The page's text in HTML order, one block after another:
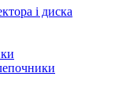
і диска